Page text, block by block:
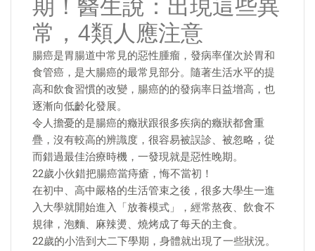
期！醫生說：出現這些異
常，4類人應注意
腸癌是胃腸道中常見的惡性腫瘤，發病率僅次於胃和
食管癌，是大腸癌的最常見部分。隨著生活水平的提
高和飲食習慣的改變，腸癌的的發病率日益增高，也
逐漸向低齡化發展。
令人擔憂的是腸癌的癥狀跟很多疾病的癥狀都會重
疊，沒有較高的辨識度，很容易被誤診、被忽略，從
而錯過最佳治療時機，一發現就是惡性晚期。
22歲小伙錯把腸癌當痔瘡，悔不當初！
在初中、高中嚴格的生活管束之後，很多大學生一進
入大學就開始進入「放養模式」，經常熬夜、飲食不
規律，泡麵、麻辣燙、燒烤成了每天的主食。
22歲的小浩到大二下學期，身體就出現了一些狀況。